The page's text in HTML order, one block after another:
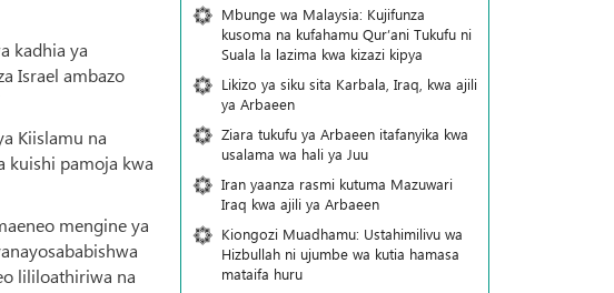
kadhia ya
Israel ambazo
Kiislamu na
kuishi pamoja kwa
mengine ya
lililoathiriwa na
Mbunge wa Malaysia: Kujifunza
kusoma na kufahamu Qur’ani Tukufu ni
Suala la lazima kwa kizazi kipya
Likizo ya siku sita Karbala, Iraq, kwa ajili
ya Arbaeen
Ziara tukufu ya Arbaeen itafanyika kwa
usalama wa hali ya Juu
Iran yaanza rasmi kutuma Mazuwari
Iraq kwa ajili ya Arbaeen
Kiongozi Muadhamu: Ustahimilivu wa
Hizbullah ni ujumbe wa kutia hamasa
mataifa huru